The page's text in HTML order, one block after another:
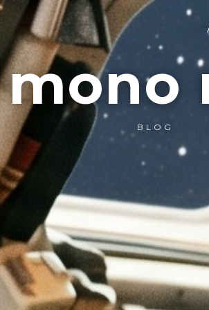
BLOG